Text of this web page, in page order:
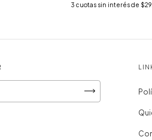
3 cuotas sin interés de